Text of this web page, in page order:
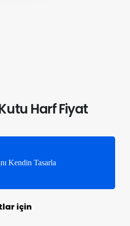
Harf Fiyat
Kendin Tasarla
için